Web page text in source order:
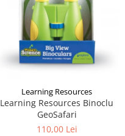
Learning Resources
Learning Resources Binoclu
GeoSafari
110,00 Lei